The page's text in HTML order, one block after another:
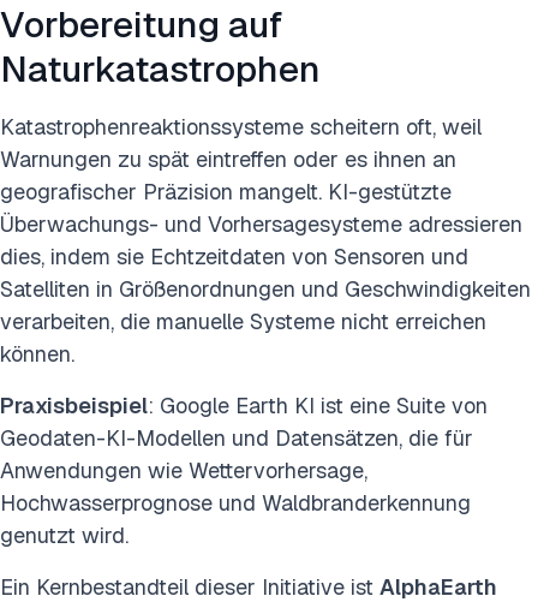
Vorbereitung auf
Naturkatastrophen
Katastrophenreaktionssysteme scheitern oft, weil
Warnungen zu spät eintreffen oder es ihnen an
geografischer Präzision mangelt. KI-gestützte
Überwachungs- und Vorhersagesysteme adressieren
dies, indem sie Echtzeitdaten von Sensoren und
Satelliten in Größenordnungen und Geschwindigkeiten
verarbeiten, die manuelle Systeme nicht erreichen
können.
Praxisbeispiel: Google Earth KI ist eine Suite von
Geodaten-KI-Modellen und Datensätzen, die für
Anwendungen wie Wettervorhersage,
Hochwasserprognose und Waldbranderkennung
genutzt wird.
Ein Kernbestandteil dieser Initiative ist AlphaEarth